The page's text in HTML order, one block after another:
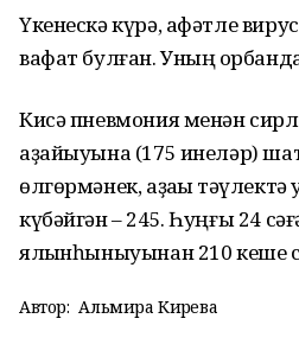
Үкенескә күрә, афәтле
вафат булған. Уның
Кисә пневмония менән
аҙайыуына (175 инеләр)
өлгөрмәнек, аҙаҡҡы
күбәйгән – 245. Һуңғы 24
ялҡынһыныуынан 210 кеше
Автор: Альмира Кирәева